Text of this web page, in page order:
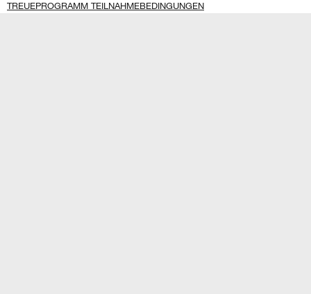
TREUEPROGRAMM TEILNAHMEBEDINGUNGEN